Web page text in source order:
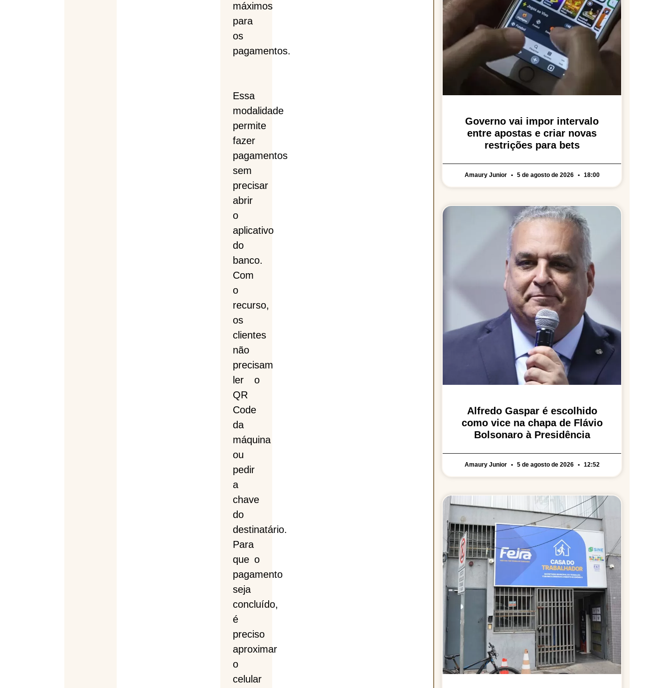
máximos
para
os
pagamentos.
Essa
modalidade
permite
fazer
pagamentos
sem
precisar
abrir
o
aplicativo
do
banco.
Com
o
recurso,
os
clientes
não
precisam
ler o
QR
Code
da
máquina
ou
pedir
a
chave
do
destinatário.
Para
que o
pagamento
seja
concluído,
é
preciso
aproximar
o
celular
Governo vai impor intervalo
entre apostas e criar novas
restrições para bets
Amaury Junior 5 de agosto de 2026 18:00
Alfredo Gaspar é escolhido
como vice na chapa de Flávio
Bolsonaro à Presidência
Amaury Junior 5 de agosto de 2026 12:52